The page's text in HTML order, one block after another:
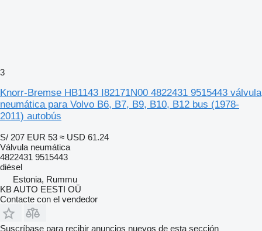
3
Knorr-Bremse HB1143 I82171N00 4822431 9515443 válvula
neumática para Volvo B6, B7, B9, B10, B12 bus (1978-
2011) autobús
S/ 207 EUR 53 ≈ USD 61.24
Válvula neumática
4822431 9515443
diésel
Estonia, Rummu
KB AUTO EESTI OÜ
Contacte con el vendedor
Suscríbase para recibir anuncios nuevos de esta sección